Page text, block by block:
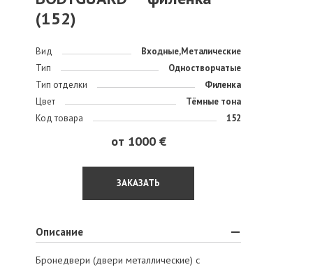
(152)
Вид
Входные,Металические
Тип
Одностворчатые
Тип отделки
Филенка
Цвет
Тёмные тона
Код товара
152
от 1000 €
ЗАКАЗАТЬ
Описание
Бронедвери (двери металлические) с